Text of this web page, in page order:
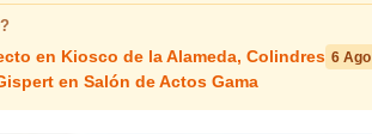
en Kiosco de la Alameda, Colindres 6 Ago
en Salón de Actos Gama